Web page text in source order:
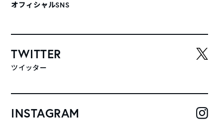
オフィシャルSNS
TWITTER
ツイッター
INSTAGRAM